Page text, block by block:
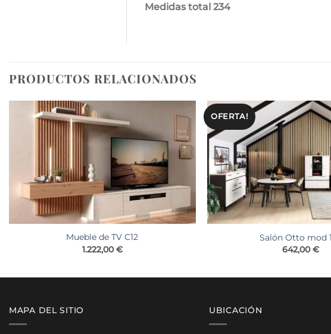
Medidas total 234
PRODUCTOS RELACIONADOS
Mueble de TV C12
1.222,00€
OFERTA!
Salón Otto mod
642,00€
MAPA DEL SITIO UBICACIÓN